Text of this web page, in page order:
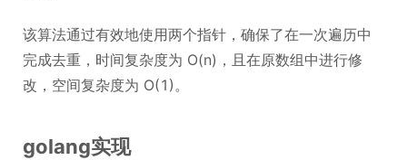
该算法通过有效地使用两个指针，确保了在一次遍历中
完成去重，时间复杂度为 O(n)，且在原数组中进行修
改，空间复杂度为 O(1)。
golang实现